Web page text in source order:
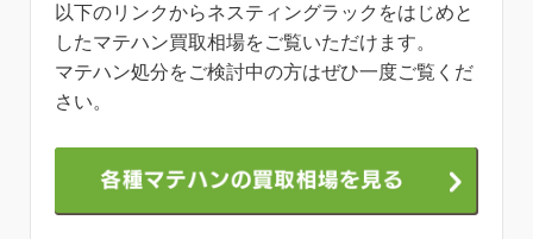
以下のリンクからネスティングラックをはじめと
したマテハン買取相場をご覧いただけます。
マテハン処分をご検討中の方はぜひ一度ご覧くだ
さい。